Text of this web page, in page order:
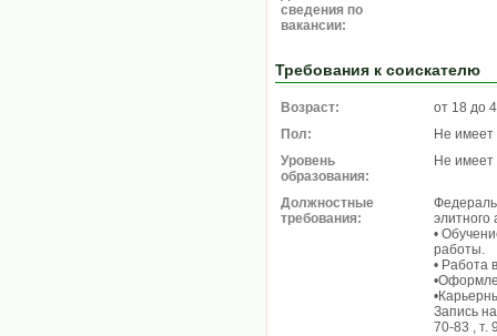
сведения по
вакансии:
Требования к соискателю
Возраст:
от 18 до
Пол:
Не имеет
Уровень
образования:
Не имеет
Должностные
требования:
элитного
•
работы.
• Работа
Запись
70-83 , т.